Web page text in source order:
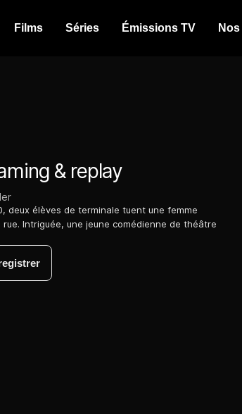
Films Séries Émissions TV
& replay
deux élèves de terminale tuent une femme
Intriguée, une jeune comédienne de théâtre